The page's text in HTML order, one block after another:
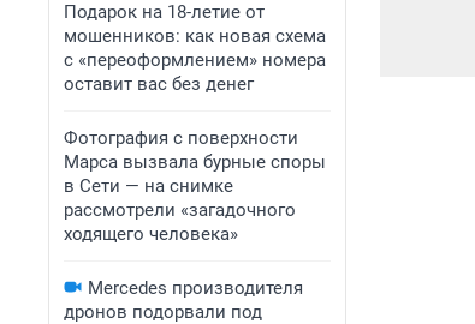
Подарок на 18-летие от
мошенников: как новая схема
с «переоформлением» номера
оставит вас без денег
Фотография с поверхности
Марса вызвала бурные споры
в Сети — на снимке
рассмотрели «загадочного
ходящего человека»
Mercedes производителя
дронов подорвали под